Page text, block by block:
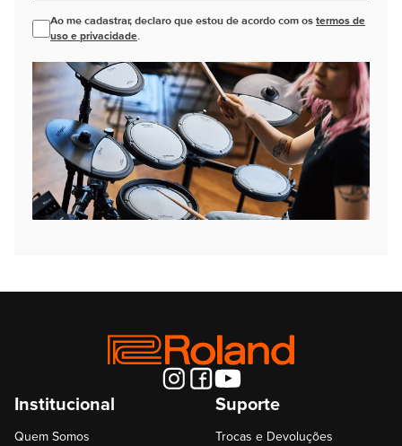
Ao me cadastrar, declaro que estou de acordo com os termos de
uso e privacidade.
Institucional
Quem Somos
Suporte
Trocas e Devoluções